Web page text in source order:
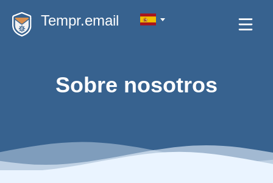
Tempr.email
Sobre nosotros